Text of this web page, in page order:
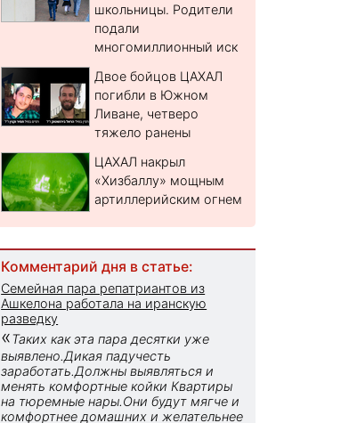
школьницы. Родители
подали
многомиллионный иск
Двое бойцов ЦАХАЛ
погибли в Южном
Ливане, четверо
тяжело ранены
ЦАХАЛ накрыл
«Хизбаллу» мощным
артиллерийским огнем
Комментарий дня в статье:
Семейная пара репатриантов из
Ашкелона работала на иранскую
разведку
«Таких как эта пара десятки уже
выявлено.Дикая падучесть
заработать.Должны выявляться и
менять комфортные койки Квартиры
на тюремные нары.Они будут мягче и
комфортнее домашних и желательнее